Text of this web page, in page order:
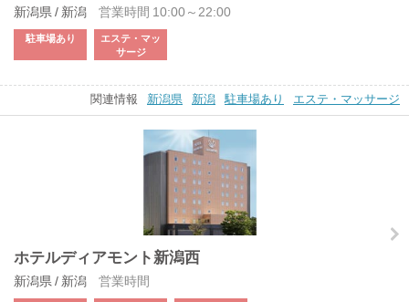
新潟県 / 新潟 営業時間 10:00～22:00
駐車場あり
エステ・マッ
サージ
関連情報 新潟県 新潟 駐車場あり エステ・マッサージ
ホテルディアモント新潟西
新潟県 / 新潟 営業時間